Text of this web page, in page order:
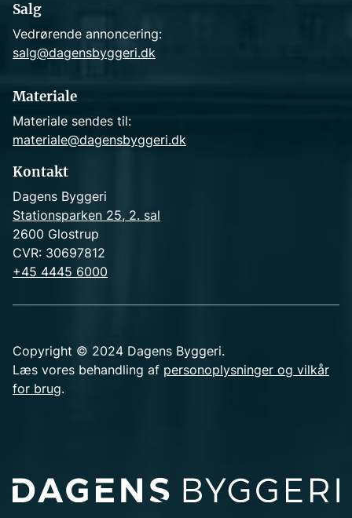
Salg
Vedrørende annoncering:
salg@dagensbyggeri.dk
Materiale
Materiale sendes til:
materiale@dagensbyggeri.dk
Kontakt
Dagens Byggeri
Stationsparken 25, 2. sal
2600 Glostrup
CVR: 30697812
+45 4445 6000
Copyright © 2024 Dagens Byggeri.
Læs vores behandling af personoplysninger og vilkår
for brug.